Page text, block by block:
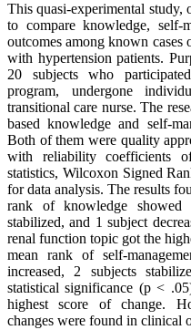
This quasi-experimental study,
to compare knowledge, self-
outcomes among known cases
with hypertension patients.
20 subjects who
program, undergone
transitional care nurse. The
based knowledge and self-
Both of them were quality
with reliability coefficients
statistics, Wilcoxon Signed
for data analysis. The results
rank of knowledge showed
stabilized, and 1 subject
renal function topic got the
mean rank of self-
increased, 2 subjects
statistical significance (p <
highest score of change.
changes were found in clinical